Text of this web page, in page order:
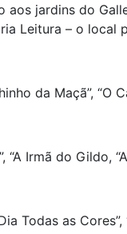
aos jardins do
Leitura – o local
da Maçã”, “O
“A Irmã do Gildo,
Todas as